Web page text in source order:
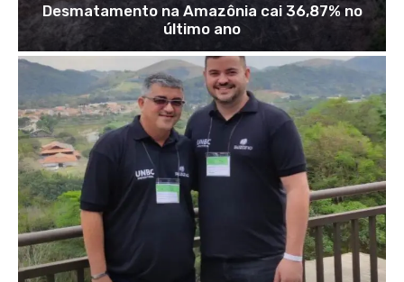
Desmatamento na Amazônia cai 36,87% no
último ano